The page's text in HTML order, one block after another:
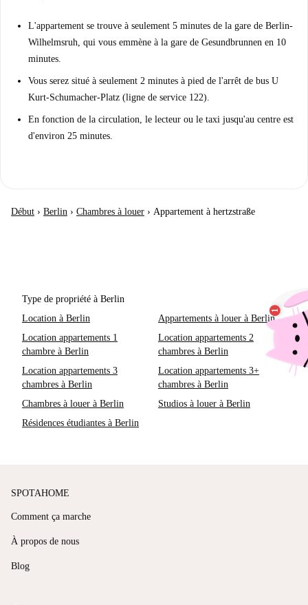
L'appartement se trouve à seulement 5 minutes de la gare de Berlin-
Wilhelmsruh, qui vous emmène à la gare de Gesundbrunnen en 10
minutes.
Vous serez situé à seulement 2 minutes à pied de l'arrêt de bus U
Kurt-Schumacher-Platz (ligne de service 122).
En fonction de la circulation, le lecteur ou le taxi jusqu'au centre est
d'environ 25 minutes.
Début › Berlin › Chambres à louer › Appartement à hertzstraße
Type de propriété à Berlin
Location à Berlin
Appartements à louer à Berlin
Location appartements 1
chambre à Berlin
Location appartements 2
chambres à Berlin
Location appartements 3
chambres à Berlin
Location appartements 3+
chambres à Berlin
Chambres à louer à Berlin
Studios à louer à Berlin
Résidences étudiantes à Berlin
SPOTAHOME
Comment ça marche
À propos de nous
Blog